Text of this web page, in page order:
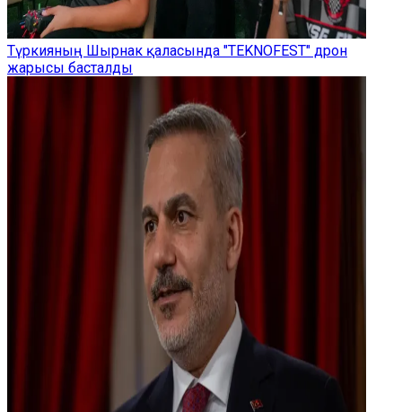
Түркияның Шырнак қаласында "TEKNOFEST" дрон
жарысы басталды